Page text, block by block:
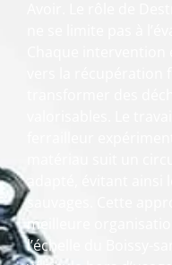
adapté, évitant ainsi
sauvages. Cette
meilleure
l’échelle du Boissy-